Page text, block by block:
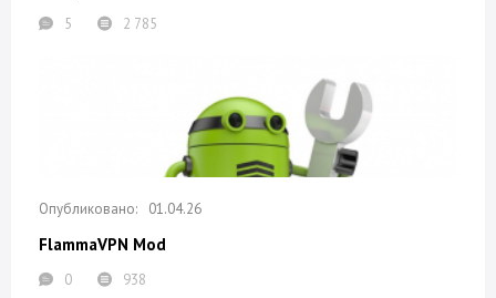
5 2 785
01.04.26
FlammaVPN Mod
0 938